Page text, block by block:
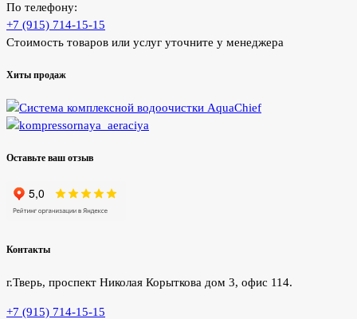
По телефону:
+7 (915) 714-15-15
Стоимость товаров или услуг уточните у менеджера
Хиты продаж
Оставьте ваш отзыв
Контакты
г.Тверь, проспект Николая Корыткова дом 3, офис 114.
+7 (915) 714-15-15